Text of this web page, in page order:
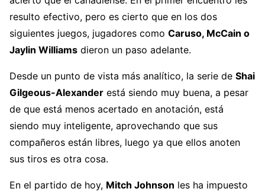
resulto efectivo, pero es cierto que en los dos
siguientes juegos, jugadores como Caruso, McCain o
Jaylin Williams dieron un paso adelante.
Desde un punto de vista más analítico, la serie de Shai
Gilgeous-Alexander está siendo muy buena, a pesar
de que está menos acertado en anotación, está
siendo muy inteligente, aprovechando que sus
compañeros están libres, luego ya que ellos anoten
sus tiros es otra cosa.
En el partido de hoy, Mitch Johnson les ha impuesto